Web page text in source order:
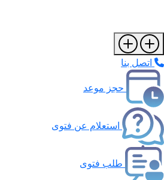
اتصل بنا
حجز موعد
استعلام عن فتوى
طلب فتوى